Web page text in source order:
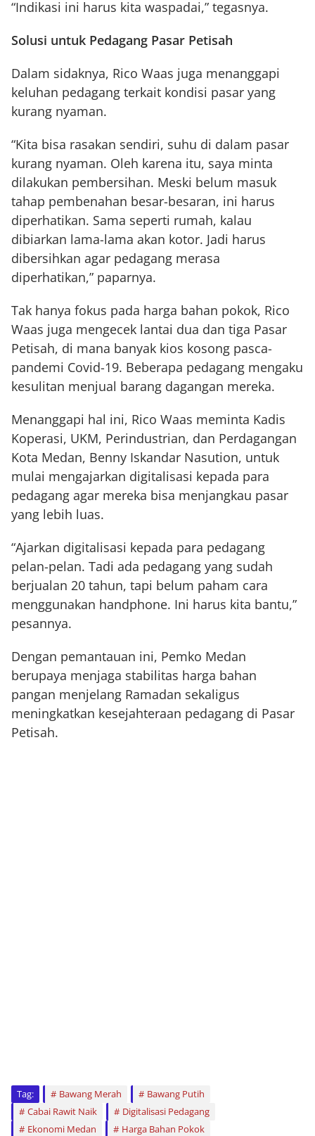
“Indikasi ini harus kita waspadai,” tegasnya.
Solusi untuk Pedagang Pasar Petisah
Dalam sidaknya, Rico Waas juga menanggapi
keluhan pedagang terkait kondisi pasar yang
kurang nyaman.
“Kita bisa rasakan sendiri, suhu di dalam pasar
kurang nyaman. Oleh karena itu, saya minta
dilakukan pembersihan. Meski belum masuk
tahap pembenahan besar-besaran, ini harus
diperhatikan. Sama seperti rumah, kalau
dibiarkan lama-lama akan kotor. Jadi harus
dibersihkan agar pedagang merasa
diperhatikan,” paparnya.
Tak hanya fokus pada harga bahan pokok, Rico
Waas juga mengecek lantai dua dan tiga Pasar
Petisah, di mana banyak kios kosong pasca-
pandemi Covid-19. Beberapa pedagang mengaku
kesulitan menjual barang dagangan mereka.
Menanggapi hal ini, Rico Waas meminta Kadis
Koperasi, UKM, Perindustrian, dan Perdagangan
Kota Medan, Benny Iskandar Nasution, untuk
mulai mengajarkan digitalisasi kepada para
pedagang agar mereka bisa menjangkau pasar
yang lebih luas.
“Ajarkan digitalisasi kepada para pedagang
pelan-pelan. Tadi ada pedagang yang sudah
berjualan 20 tahun, tapi belum paham cara
menggunakan handphone. Ini harus kita bantu,”
pesannya.
Dengan pemantauan ini, Pemko Medan
berupaya menjaga stabilitas harga bahan
pangan menjelang Ramadan sekaligus
meningkatkan kesejahteraan pedagang di Pasar
Petisah.
Tag: Bawang Merah
Bawang Putih
Cabai Rawit Naik
Digitalisasi Pedagang
Ekonomi Medan
Harga Bahan Pokok